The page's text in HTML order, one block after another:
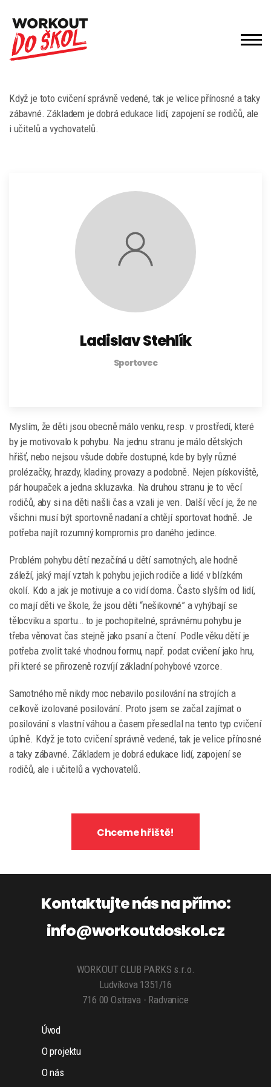
Když je toto cvičení správně vedené, tak je velice přínosné a taky
zábavné. Základem je dobrá edukace lidí, zapojení se rodičů, ale
i učitelů a vychovatelů.
Ladislav Stehlík
Sportovec
Myslím, že děti jsou obecně málo venku, resp. v prostředí, které
by je motivovalo k pohybu. Na jednu stranu je málo dětských
hřišť, nebo nejsou všude dobře dostupné, kde by byly různé
prolézačky, hrazdy, kladiny, provazy a podobně. Nejen pískoviště,
pár houpaček a jedna skluzavka. Na druhou stranu je to věcí
rodičů, aby si na děti našli čas a vzali je ven. Další věcí je, že ne
všichni musí být sportovně nadaní a chtějí sportovat hodně. Je
potřeba najít rozumný kompromis pro daného jedince.
Problém pohybu dětí nezačíná u dětí samotných, ale hodně
záleží, jaký mají vztah k pohybu jejich rodiče a lidé v blízkém
okolí. Kdo a jak je motivuje a co vidí doma. Často slyším od lidí,
co mají děti ve škole, že jsou děti “nešikovné” a vyhýbají se
tělocviku a sportu… to je pochopitelné, správnému pohybu je
třeba věnovat čas stejně jako psaní a čtení. Podle věku dětí je
potřeba zvolit také vhodnou formu, např. podat cvičení jako hru,
při které se přirozeně rozvíjí základní pohybové vzorce.
Samotného mě nikdy moc nebavilo posilování na strojích a
celkově izolované posilování. Proto jsem se začal zajímat o
posilování s vlastní váhou a časem přesedlal na tento typ cvičení
úplně. Když je toto cvičení správně vedené, tak je velice přínosné
a taky zábavné. Základem je dobrá edukace lidí, zapojení se
rodičů, ale i učitelů a vychovatelů.
Chceme hřiště!
Kontaktujte nás na přímo:
info@workoutdoskol.cz
WORKOUT CLUB PARKS s.r.o.
Ludvíkova 1351/16
716 00 Ostrava - Radvanice
Úvod
O projektu
O nás